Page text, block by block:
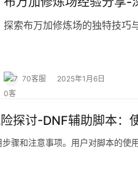
探索布万加修炼场的独特技巧
70客服 2025年1月6日
探讨-DNF辅助脚本：
骤和注意事项。用户对脚本的使